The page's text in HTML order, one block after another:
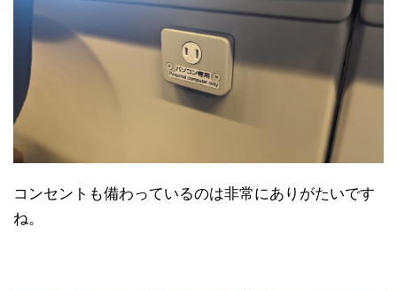
コンセントも備わっているのは非常にありがたいです
ね。